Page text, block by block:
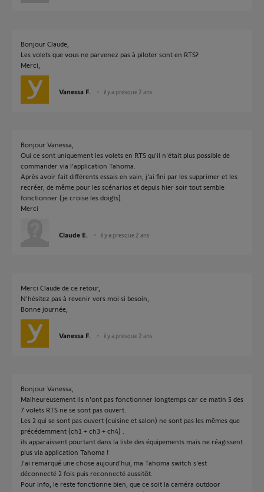
Bonjour Claude,
Les volets que vous ne parvenez pas à piloter sont en RTS?
Merci,
Vanessa F. il y a presque 2 ans
Bonjour Vanessa,
Oui ce sont uniquement les volets en RTS qu'il n'était plus possible de
commander via l'application Tahoma.
Après avoir fait différents essais en vain, j'ai fini par les supprimer et les
recréer, de même pour les scénarios et depuis hier soir tout semble
fonctionner (je croise les doigts).
Merci
Claude E. il y a presque 2 ans
Merci Claude de ce retour,
N'hésitez pas à revenir vers moi si besoin,
Bonne journée,
Vanessa F. il y a presque 2 ans
Bonjour Vanessa,
Malheureusement ils n'ont pas fonctionner longtemps car ce matin 5 des
7 volets RTS ne se sont pas ouvert.
Les 2 qui se sont pas ouvert (cuisine et salon) ne sont pas les mêmes que
précédemment (ch1 + ch3 + ch4) .
ils apparaissent pourtant dans la liste des équipements mais ne réagissent
plus via application Tahoma !
J'ai remarqué une chose aujourd'hui, ma Tahoma switch s'est
déconnecté 2 fois puis reconnecté aussitôt.
Pour info, le reste fonctionne bien, que ce soit la caméra outdoor